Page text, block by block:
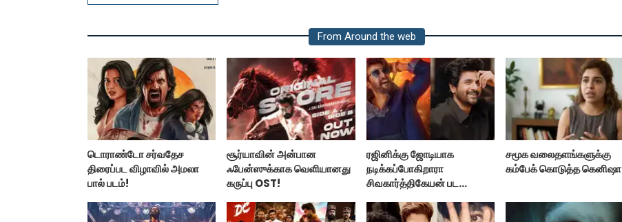
From Around the web
டொராண்டோ சர்வதேச
திரைப்பட விழாவில் அமலா
பால் படம்!
சூர்யாவின் அன்பான
ஃபேன்ஸுக்காக வெளியானது
கருப்பு OST!
ரஜினிக்கு ஜோடியாக
நடிக்கப்போகிறாரா
சிவகார்த்திகேயன் பட
சமூக வலைதளங்களுக்கு
கம்பேக் கொடுத்த கெனிஷா